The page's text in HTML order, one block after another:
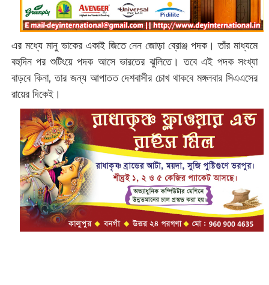
এর মধ্যে মানু ভাকের একাই জিতে নেন জোড়া ব্রোঞ্জ পদক। তাঁর মাধ্যমে
বহুদিন পর শুটিংয়ে পদক আসে ভারতের ঝুলিতে। তবে এই পদক সংখ্যা
বাড়বে কিনা, তার জন্য আপাতত দেশবাসীর চোখ থাকবে মঙ্গলবার সিএএসের
রায়ের দিকেই।